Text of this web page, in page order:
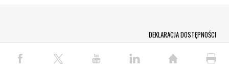
© COPYRIGHT PAP 2026
DEKLARACJA DOSTĘPNOŚCI